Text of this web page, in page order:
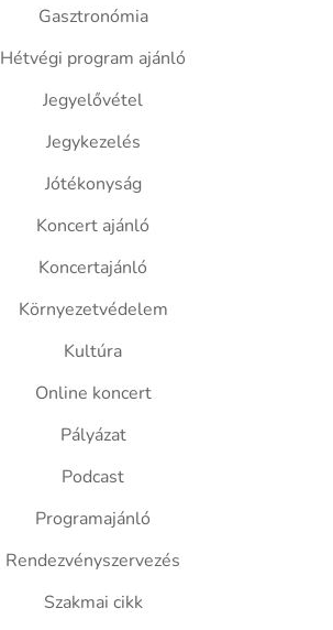
Gasztronómia
Hétvégi program ajánló
Jegyelővétel
Jegykezelés
Jótékonyság
Koncert ajánló
Koncertajánló
Környezetvédelem
Kultúra
Online koncert
Pályázat
Podcast
Programajánló
Rendezvényszervezés
Szakmai cikk